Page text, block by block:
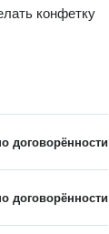
конфетку
договорённости
договорённости